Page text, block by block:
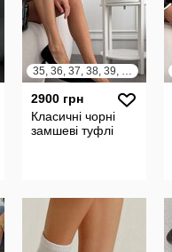
35, 36, 37, 38, 39, 40, 41
2900 грн
Класичні чорні
замшеві туфлі